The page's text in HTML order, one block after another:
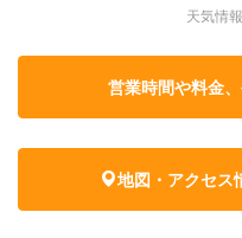
天気情
営業時間や料金
地図・アクセス